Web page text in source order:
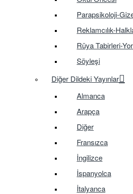
Parapsikoloji-
Reklamcılık-
Rüya Tabirleri-
Söyleşi
Diğer Dildeki Yayınlar
Almanca
Arapça
Diğer
Fransızca
İngilizce
İspanyolca
İtalyanca